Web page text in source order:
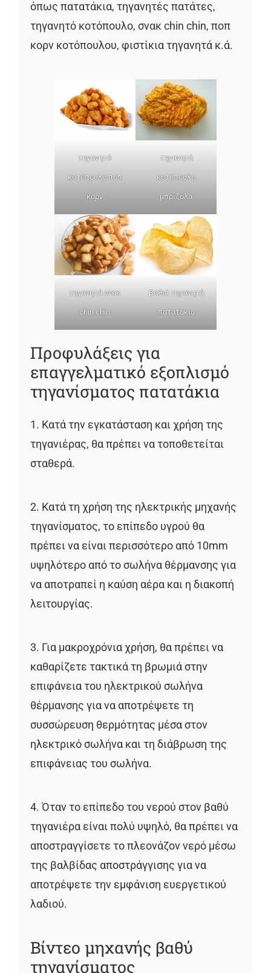
όπως πατατάκια, τηγανητές πατάτες,
τηγανητό κοτόπουλο, σνακ chin chin, ποπ
κορν κοτόπουλου, φιστίκια τηγανητά κ.ά.
τηγανητό
κοτόπουλο ποπ
κορν
τηγανητό
κοτόπουλο
μπριζόλα
τηγανητά σνακ
chin chin
βαθιά τηγανητά
πατατάκια
Προφυλάξεις για
επαγγελματικό εξοπλισμό
τηγανίσματος πατατάκια
1. Κατά την εγκατάσταση και χρήση της
τηγανιέρας, θα πρέπει να τοποθετείται
σταθερά.
2. Κατά τη χρήση της ηλεκτρικής μηχανής
τηγανίσματος, το επίπεδο υγρού θα
πρέπει να είναι περισσότερο από 10mm
υψηλότερο από το σωλήνα θέρμανσης για
να αποτραπεί η καύση αέρα και η διακοπή
λειτουργίας.
3. Για μακροχρόνια χρήση, θα πρέπει να
καθαρίζετε τακτικά τη βρωμιά στην
επιφάνεια του ηλεκτρικού σωλήνα
θέρμανσης για να αποτρέψετε τη
συσσώρευση θερμότητας μέσα στον
ηλεκτρικό σωλήνα και τη διάβρωση της
επιφάνειας του σωλήνα.
4. Όταν το επίπεδο του νερού στον βαθύ
τηγανιέρα είναι πολύ υψηλό, θα πρέπει να
αποστραγγίσετε το πλεονάζον νερό μέσω
της βαλβίδας αποστράγγισης για να
αποτρέψετε την εμφάνιση ευεργετικού
λαδιού.
Βίντεο μηχανής βαθύ
τηγανίσματος